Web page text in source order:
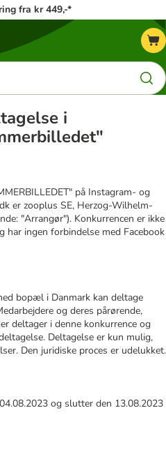
fra kr 449,-*
i
på Instagram- og
er zooplus SE, Herzog-Wilhelm-
"Arrangør"). Konkurrencen er ikke
har ingen forbindelse med Facebook
bopæl i Danmark kan deltage
og deres pårørende,
deltager i denne konkurrence og
Deltagelse er kun mulig,
Den juridiske proces er udelukket.
og slutter den 13.08.2023